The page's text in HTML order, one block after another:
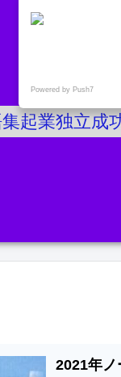
起業独立成
2021年
Powered by Push7